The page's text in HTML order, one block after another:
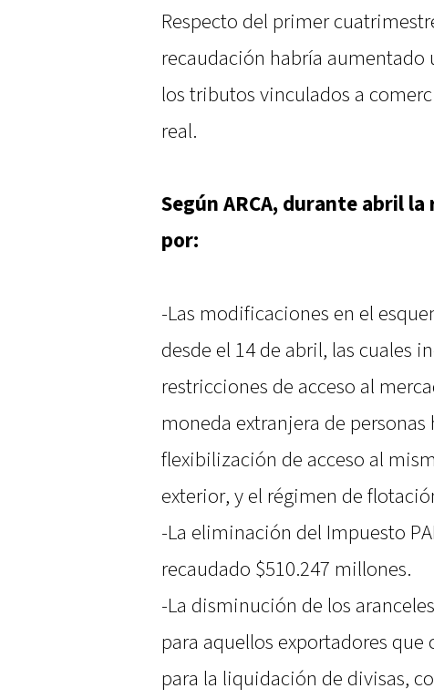
Respecto del primer
recaudación habría aumentado
los tributos vinculados a
real.
Según ARCA, durante abril
por:
-Las modificaciones en el
desde el 14 de abril, las cuales
restricciones de acceso al
moneda extranjera de
flexibilización de acceso al
exterior, y el régimen de
-La eliminación del Impuesto
recaudado $510.247 millones.
-La disminución de los
para aquellos exportadores
para la liquidación de divisas,